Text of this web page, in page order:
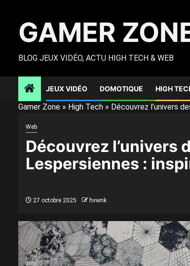
contentGAMER
BLOG JEUX VIDÉO, ACTU HIGH TECH & WEB
JEUX VIDÉO DOMOTIQUE HIGH
Gamer Zone » High Tech » Découvrez l’univers
Web
Découvrez l’univers
Lespersiennes :
27 octobre 2025 hvwnk